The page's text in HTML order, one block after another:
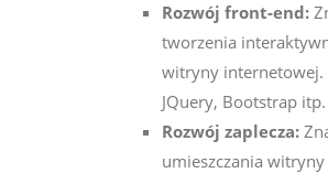
Rozwój front-end:
tworzenia
witryny internetowej.
JQuery, Bootstrap itp.
Rozwój zaplecza:
umieszczania